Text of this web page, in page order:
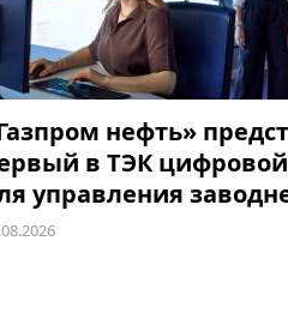
нефть»
в ТЭК
управления